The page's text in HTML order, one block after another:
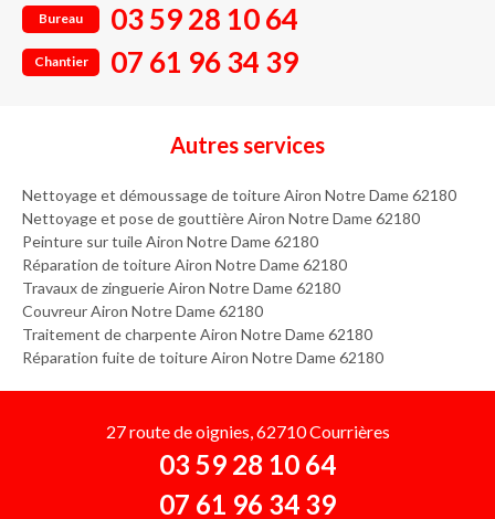
Bureau 03 59 28 10 64
Chantier 07 61 96 34 39
Autres services
Nettoyage et démoussage de toiture Airon Notre Dame 62180
Nettoyage et pose de gouttière Airon Notre Dame 62180
Peinture sur tuile Airon Notre Dame 62180
Réparation de toiture Airon Notre Dame 62180
Travaux de zinguerie Airon Notre Dame 62180
Couvreur Airon Notre Dame 62180
Traitement de charpente Airon Notre Dame 62180
Réparation fuite de toiture Airon Notre Dame 62180
27 route de oignies, 62710 Courrières
03 59 28 10 64
07 61 96 34 39